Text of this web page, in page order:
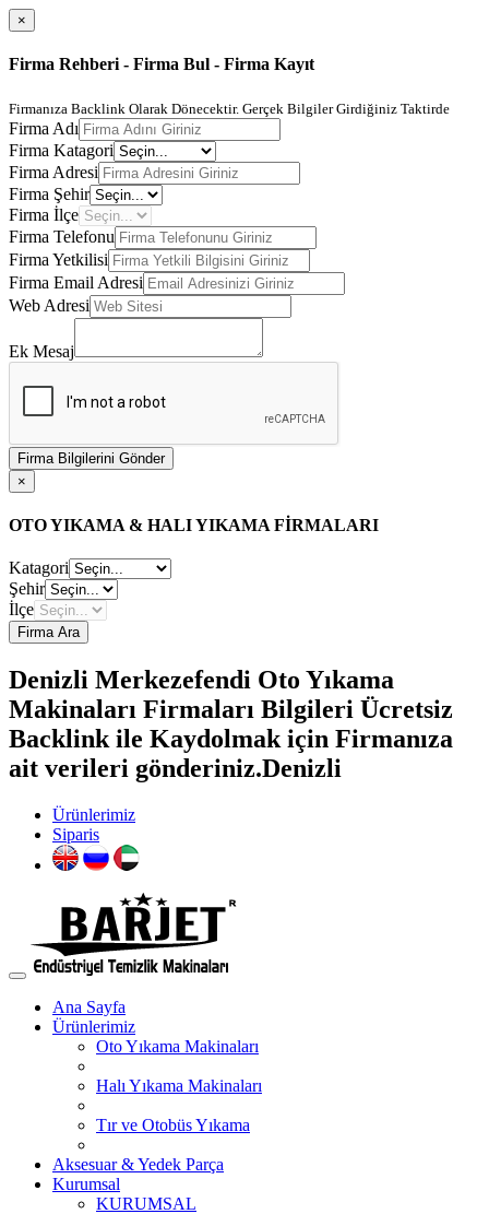
×
Firma Rehberi - Firma Bul - Firma Kayıt
Firmanıza Backlink Olarak Dönecektir. Gerçek Bilgiler Girdiğiniz Taktirde
Firma Adı
Firma Katagori
Firma Adresi
Firma Şehir
Firma İlçe
Firma Telefonu
Firma Yetkilisi
Firma Email Adresi
Web Adresi
Ek Mesaj
Firma Bilgilerini Gönder
×
OTO YIKAMA & HALI YIKAMA FİRMALARI
Katagori
Şehir
İlçe
Firma Ara
Denizli Merkezefendi Oto Yıkama
Makinaları Firmaları Bilgileri Ücretsiz
Backlink ile Kaydolmak için Firmanıza
ait verileri gönderiniz.Denizli
Ürünlerimiz
Siparis
Ana Sayfa
Ürünlerimiz
Oto Yıkama Makinaları
Halı Yıkama Makinaları
Tır ve Otobüs Yıkama
Aksesuar & Yedek Parça
Kurumsal
KURUMSAL